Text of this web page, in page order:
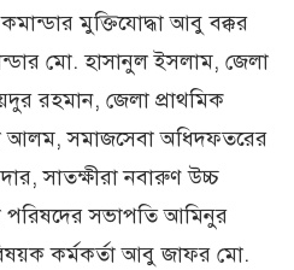
মুক্তিযোদ্ধা আবু বক্কর
মো. হাসানুল ইসলাম, জেলা
রহমান, জেলা প্রাথমিক
আলম, সমাজসেবা অধিদফতরের
সাতক্ষীরা নবারুণ উচ্চ
পরিষদের সভাপতি আমিনুর
কর্মকর্তা আবু জাফর মো.